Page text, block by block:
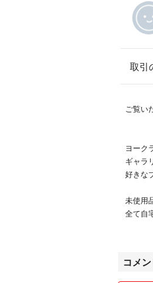
取引
ご覧い
ヨーク
ギャラ
好きな
未使用
全て自
ほとん
コメン